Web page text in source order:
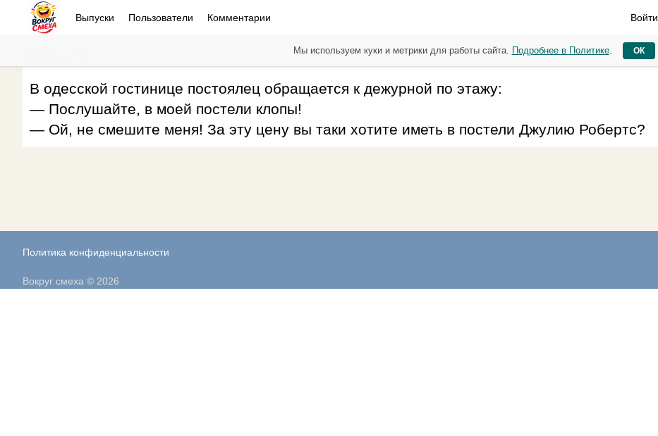
Выпуски Пользователи Комментарии Войти
В одесской гостинице постоялец обращается к дежурной по этажу:
— Послушайте, в моей постели клопы!
— Ой, не смешите меня! За эту цену вы таки хотите иметь в постели Джулию Робертс?
Политика конфиденциальности
Мы используем куки и метрики для работы сайта. Подробнее в Политике. ОК
Вокруг смеха © 2026